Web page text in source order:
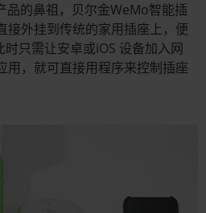
品的鼻祖，贝尔金WeMo智能插
接外挂到传统的家用插座上，便
只需让安卓或iOS 设备加入网
用，就可直接用程序来控制插座